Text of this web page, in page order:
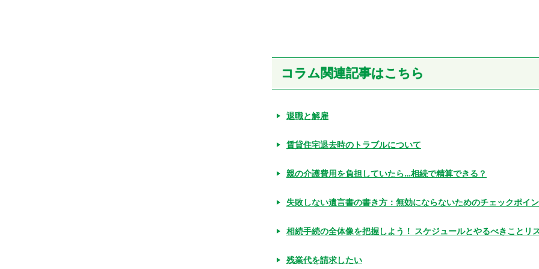
コラム関連記事はこちら
退職と解雇
賃貸住宅退去時のトラブルについて
親の介護費用を負担していたら…相続で精算できる？
失敗しない遺言書の書き方：無効にならないためのチェックポイ
相続手続の全体像を把握しよう！ スケジュールとやるべきことリ
残業代を請求したい